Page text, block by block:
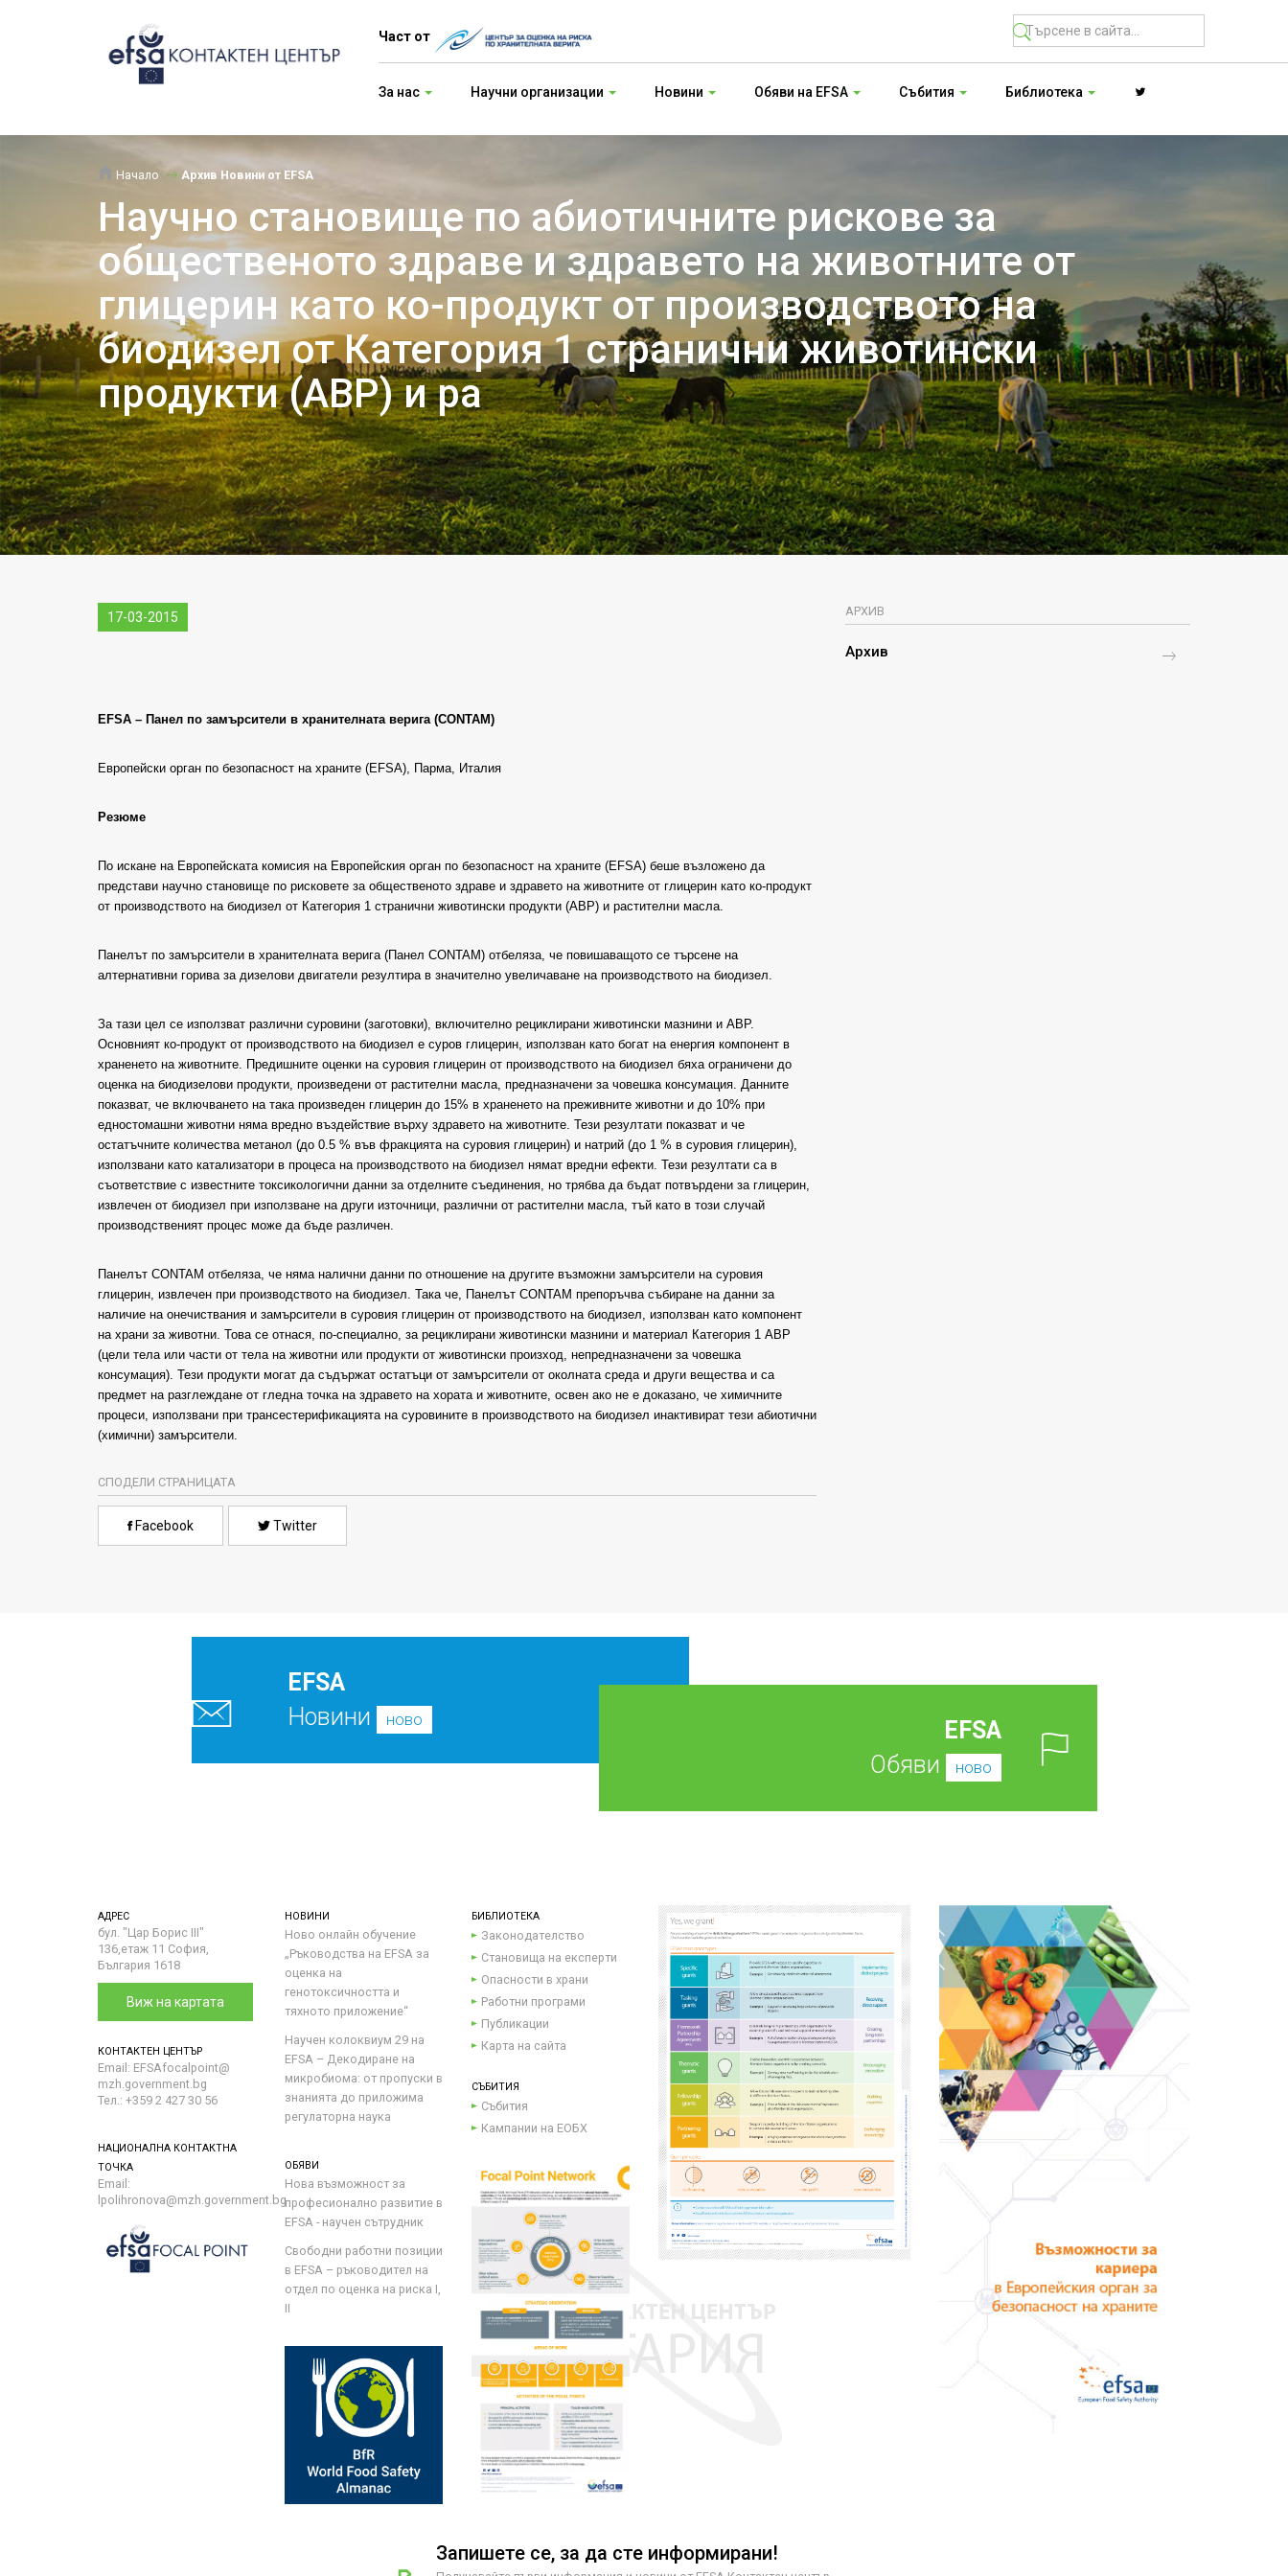
Част от
За нас Научни организации Новини Обяви на EFSA Събития Библиотека
Начало Архив Новини от EFSA
Научно становище по абиотичните рискове за
общественото здраве и здравето на животните от
глицерин като ко-продукт от производството на
биодизел от Категория 1 странични животински
продукти (ABP) и ра
17-03-2015
EFSA – Панел по замърсители в хранителната верига (CONTAM)
Европейски орган по безопасност на храните (EFSA), Парма, Италия
Резюме
По искане на Европейската комисия на Европейския орган по безопасност на храните (EFSA) беше възложено да
представи научно становище по рисковете за общественото здраве и здравето на животните от глицерин като ко-продукт
от производството на биодизел от Категория 1 странични животински продукти (ABP) и растителни масла.
Панелът по замърсители в хранителната верига (Панел CONTAM) отбеляза, че повишаващото се търсене на
алтернативни горива за дизелови двигатели резултира в значително увеличаване на производството на биодизел.
За тази цел се използват различни суровини (заготовки), включително рециклирани животински мазнини и ABP.
Основният ко-продукт от производството на биодизел е суров глицерин, използван като богат на енергия компонент в
храненето на животните. Предишните оценки на суровия глицерин от производството на биодизел бяха ограничени до
оценка на биодизелови продукти, произведени от растителни масла, предназначени за човешка консумация. Данните
показват, че включването на така произведен глицерин до 15% в храненето на преживните животни и до 10% при
едностомашни животни няма вредно въздействие върху здравето на животните. Тези резултати показват и че
остатъчните количества метанол (до 0.5 % във фракцията на суровия глицерин) и натрий (до 1 % в суровия глицерин),
използвани като катализатори в процеса на производството на биодизел нямат вредни ефекти. Тези резултати са в
съответствие с известните токсикологични данни за отделните съединения, но трябва да бъдат потвърдени за глицерин,
извлечен от биодизел при използване на други източници, различни от растителни масла, тъй като в този случай
производственият процес може да бъде различен.
Панелът CONTAM отбеляза, че няма налични данни по отношение на другите възможни замърсители на суровия
глицерин, извлечен при производството на биодизел. Така че, Панелът CONTAM препоръчва събиране на данни за
наличие на онечиствания и замърсители в суровия глицерин от производството на биодизел, използван като компонент
на храни за животни. Това се отнася, по-специално, за рециклирани животински мазнини и материал Категория 1 ABP
(цели тела или части от тела на животни или продукти от животински произход, непредназначени за човешка
консумация). Тези продукти могат да съдържат остатъци от замърсители от околната среда и други вещества и са
предмет на разглеждане от гледна точка на здравето на хората и животните, освен ако не е доказано, че химичните
процеси, използвани при трансестерификацията на суровините в производството на биодизел инактивират тези абиотични
(химични) замърсители.
СПОДЕЛИ СТРАНИЦАТА
Facebook Twitter
АРХИВ
Архив
EFSA
Новини
ново
EFSA
Обяви
ново
АДРЕС
бул. "Цар Борис III"
136,етаж 11 София,
България 1618
Виж на картата
КОНТАКТЕН ЦЕНТЪР
Email: EFSAfocalpoint@
mzh.government.bg
Тел.: +359 2 427 30 56
НАЦИОНАЛНА КОНТАКТНА
ТОЧКА
Email:
lpolihronova@mzh.government.bg
НОВИНИ
Ново онлайн обучение
„Ръководства на ЕFSA за
оценка на
генотоксичността и
тяхното приложение“
Научен колоквиум 29 на
EFSA – Декодиране на
микробиома: от пропуски в
знанията до приложима
регулаторна наука
ОБЯВИ
Нова възможност за
професионално развитие в
EFSA - научен сътрудник
Свободни работни позиции
в EFSA – ръководител на
отдел по оценка на риска I,
II
БИБЛИОТЕКА
Законодателство
Становища на експерти
Опасности в храни
Работни програми
Публикации
Карта на сайта
СЪБИТИЯ
Събития
Кампании на ЕОБХ
Запишете се, за да сте информирани!